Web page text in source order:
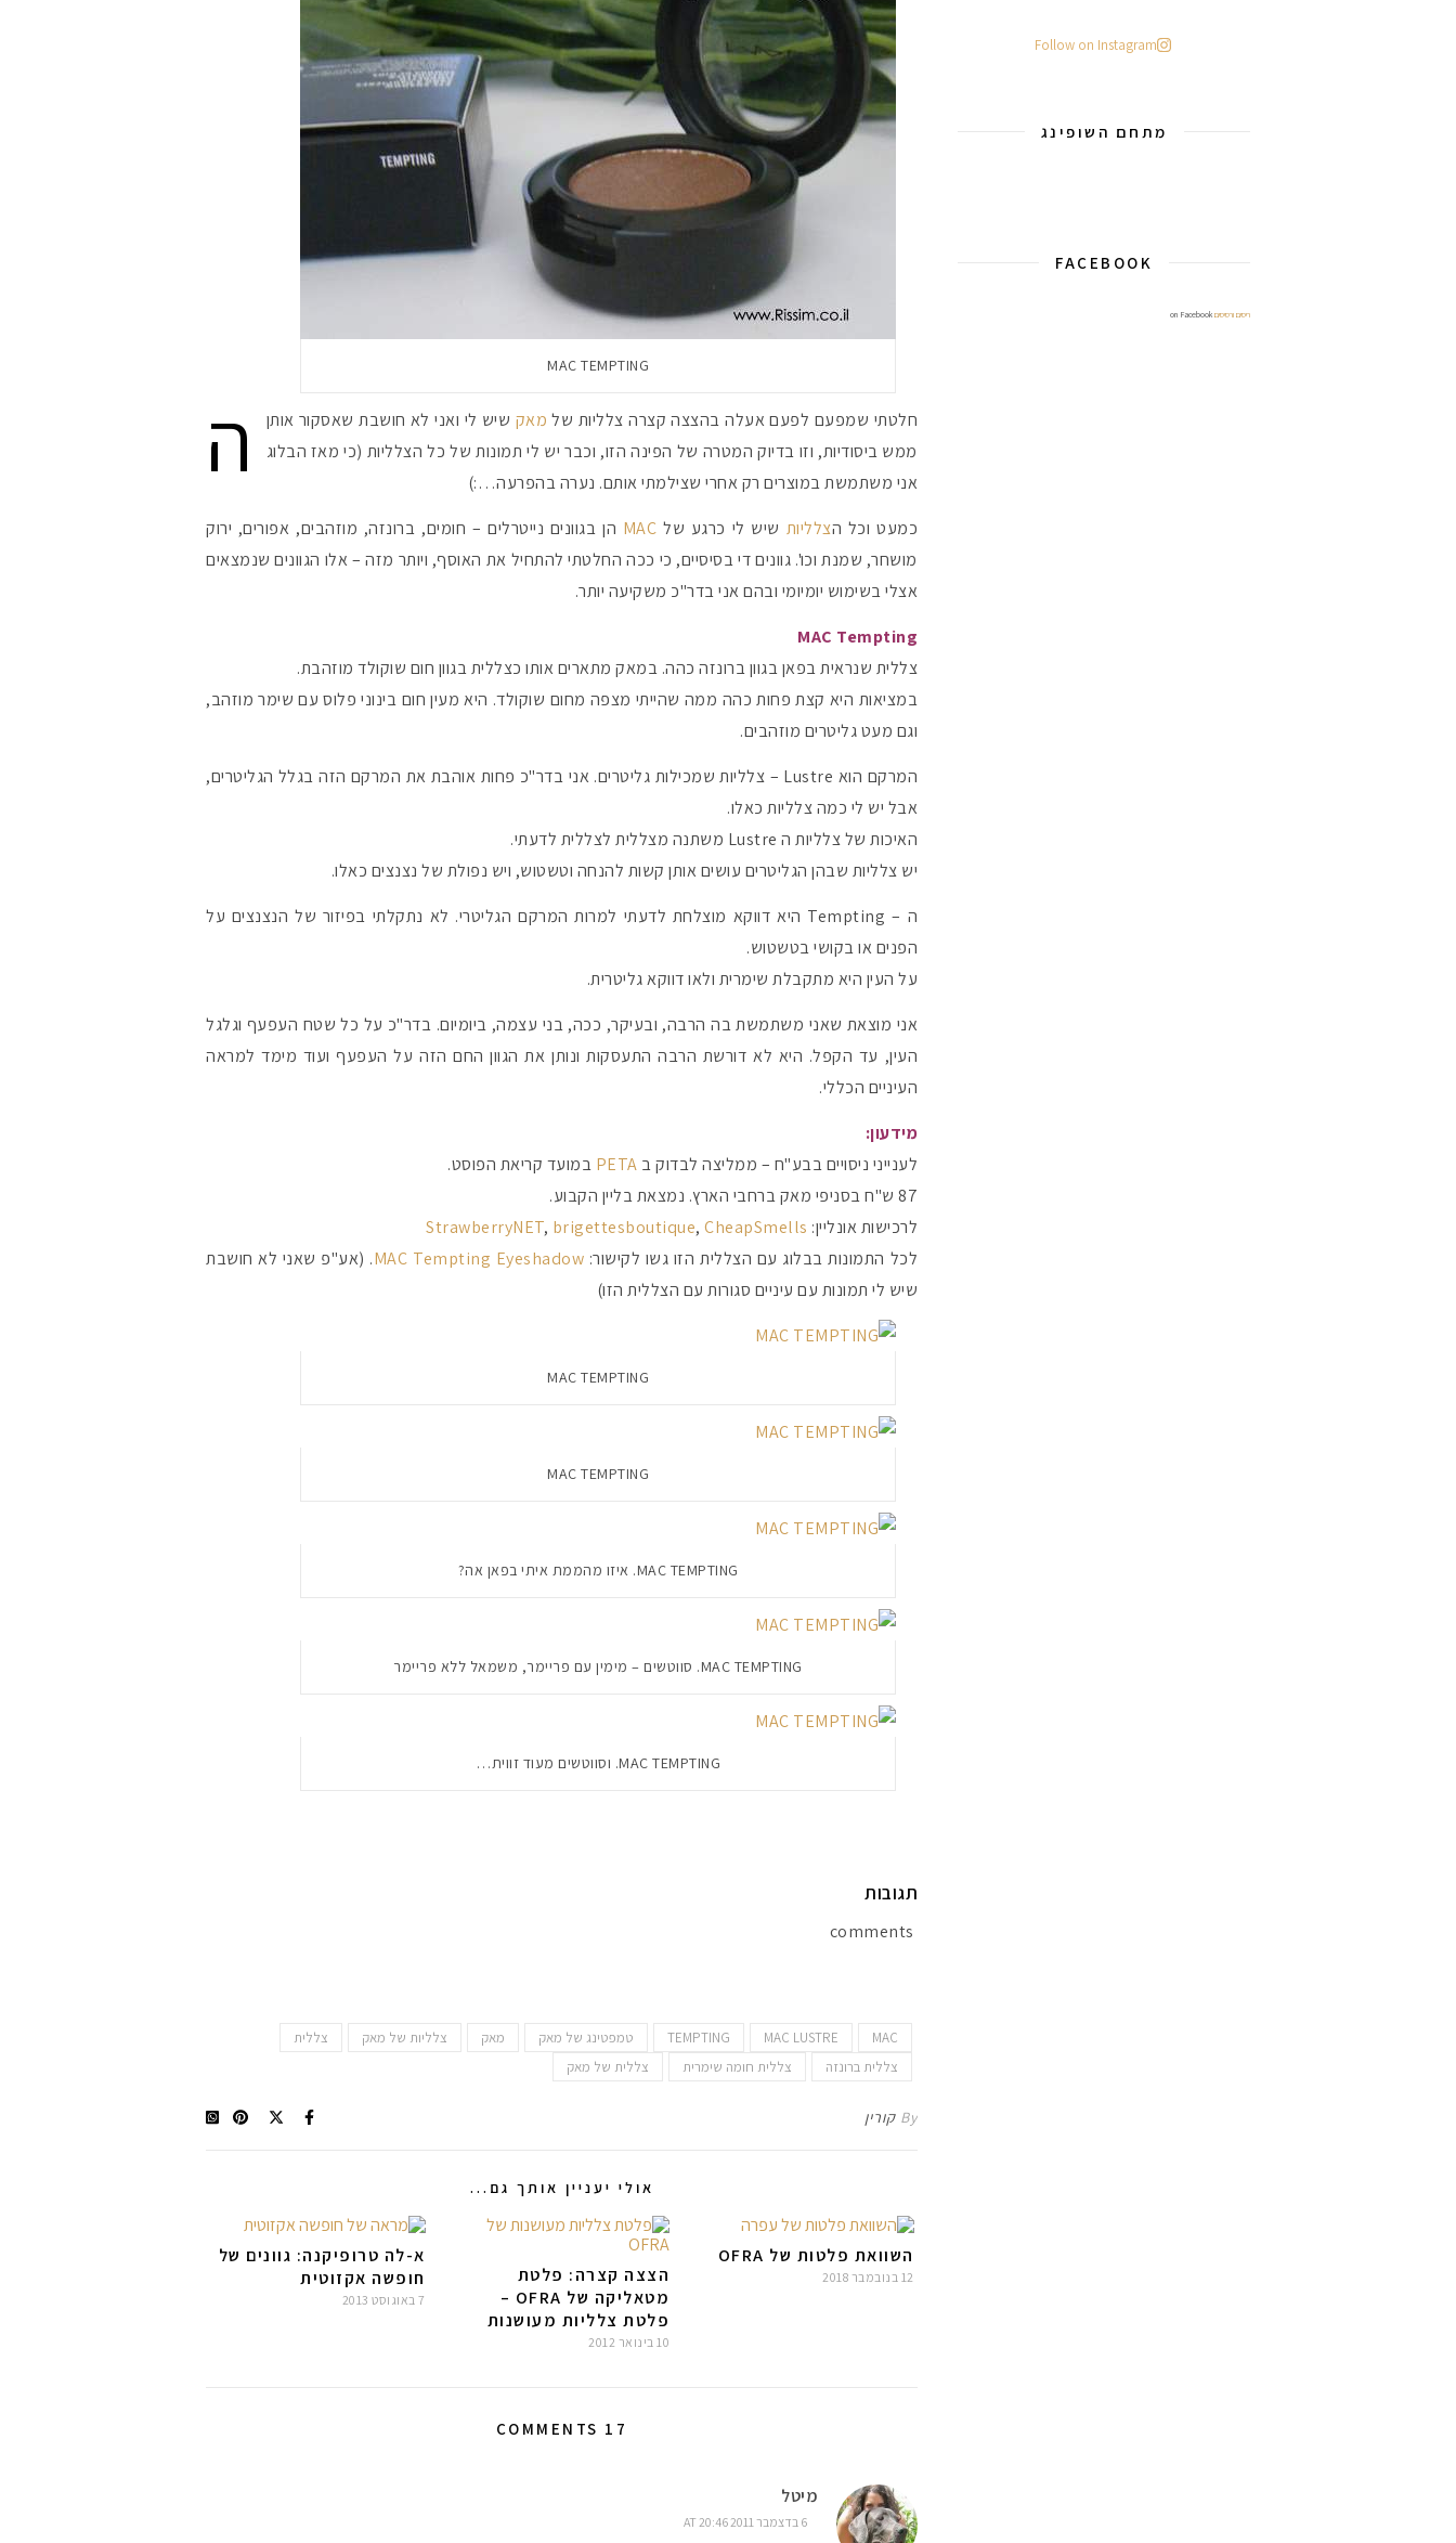
MAC TEMPTING
ה חלטתי שמפעם לפעם אעלה בהצצה קצרה צלליות של מאק שיש לי ואני לא חושבת שאסקור אותן
ממש ביסודיות, וזו בדיוק המטרה של הפינה הזו, וכבר יש לי תמונות של כל הצלליות (כי מאז הבלוג
אני משתמשת במוצרים רק אחרי שצילמתי אותם. נערה בהפרעה…:)
כמעט וכל הצלליות שיש לי כרגע של MAC הן בגוונים נייטרלים – חומים, ברונזה, מוזהבים, אפורים, ירוק
מושחר, שמנת וכו'. גוונים די בסיסיים, כי ככה החלטתי להתחיל את האוסף, ויותר מזה – אלו הגוונים שנמצאים
אצלי בשימוש יומיומי ובהם אני בדר"כ משקיעה יותר.
MAC Tempting
צללית שנראית בפאן בגוון ברונזה כהה. במאק מתארים אותו כצללית בגוון חום שוקולד מוזהבת.
במציאות היא קצת פחות כהה ממה שהייתי מצפה מחום שוקולד. היא מעין חום בינוני פלוס עם שימר מוזהב,
וגם מעט גליטרים מוזהבים.
המרקם הוא Lustre – צלליות שמכילות גליטרים. אני בדר"כ פחות אוהבת את המרקם הזה בגלל הגליטרים,
אבל יש לי כמה צלליות כאלו.
האיכות של צלליות ה Lustre משתנה מצללית לצללית לדעתי.
יש צלליות שבהן הגליטרים עושים אותן קשות להנחה וטשטוש, ויש נפולת של נצנצים כאלו.
ה – Tempting היא דווקא מוצלחת לדעתי למרות המרקם הגליטרי. לא נתקלתי בפיזור של הנצנצים על
הפנים או בקושי בטשטוש.
על העין היא מתקבלת שימרית ולאו דווקא גליטרית.
אני מוצאת שאני משתמשת בה הרבה, ובעיקר, ככה, בני עצמה, ביומיום. בדר"כ על כל שטח העפעף וגלגל
העין, עד הקפל. היא לא דורשת הרבה התעסקות ונותן את הגוון החם הזה על העפעף ועוד מימד למראה
העיניים הכללי.
מידעון:
לענייני ניסויים בבע"ח – ממליצה לבדוק ב PETA במועד קריאת הפוסט.
87 ש"ח בסניפי מאק ברחבי הארץ. נמצאת בליין הקבוע.
לרכישות אונליין:
StrawberryNET, brigettesboutique, CheapSmells
לכל התמונות בבלוג עם הצללית הזו גשו לקישור: MAC Tempting Eyeshadow. (אע"פ שאני לא חושבת
שיש לי תמונות עם עיניים סגורות עם הצללית הזו)
MAC TEMPTING
MAC TEMPTING
MAC TEMPTING. איזו מהממת איתי בפאן אה?
MAC TEMPTING. סווטשים – מימין עם פריימר, משמאל ללא פריימר
MAC TEMPTING. וסווטשים מעוד זווית…
תגובות
MAC
MAC LUSTRE
TEMPTING טמפטינג של מאק מאק צלליות של מאק
צללית
צללית ברונזה
צללית חומה שימרית צללית של מאק
By קורין
אולי יעניין אותך גם...
א-לה טרופיקנה: גוונים של
חופשה אקזוטית
7 באוגוסט 2013
הצצה קצרה: פלטת
מטאליקה של OFRA –
פלטת צלליות מעושנות
10 בינואר 2012
השוואת פלטות של OFRA
12 בנובמבר 2018
17 COMMENTS
מיטל
6 בדצמבר 2011 AT 20:46
Follow on Instagram
מתחם השופינג
FACEBOOK
ריסים ורסיסים